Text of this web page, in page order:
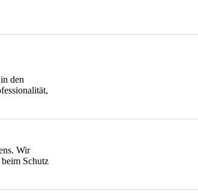
den
Wir
Schutz